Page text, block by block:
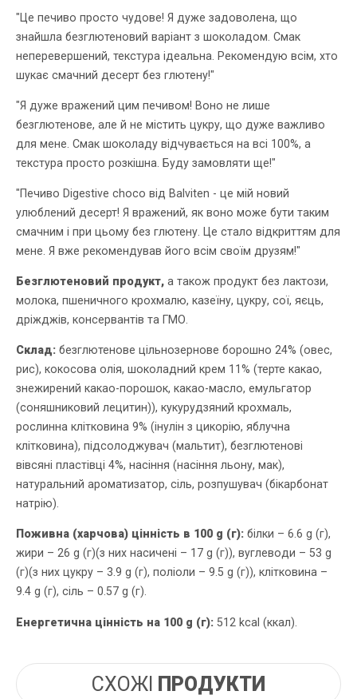
"Це печиво просто чудове! Я дуже задоволена, що
знайшла безглютеновий варіант з шоколадом. Смак
неперевершений, текстура ідеальна. Рекомендую всім, хто
шукає смачний десерт без глютену!"
"Я дуже вражений цим печивом! Воно не лише
безглютенове, але й не містить цукру, що дуже важливо
для мене. Смак шоколаду відчувається на всі 100%, а
текстура просто розкішна. Буду замовляти ще!"
"Печиво Digestive choco від Balviten - це мій новий
улюблений десерт! Я вражений, як воно може бути таким
смачним і при цьому без глютену. Це стало відкриттям для
мене. Я вже рекомендував його всім своїм друзям!"
Безглютеновий продукт, а також продукт без лактози,
молока, пшеничного крохмалю, казеїну, цукру, сої, яєць,
дріжджів, консервантів та ГМО.
Склад: безглютенове цільнозернове борошно 24% (овес,
рис), кокосова олія, шоколадний крем 11% (терте какао,
знежирений какао-порошок, какао-масло, емульгатор
(соняшниковий лецитин)), кукурудзяний крохмаль,
рослинна клітковина 9% (інулін з цикорію, яблучна
клітковина), підсолоджувач (мальтит), безглютенові
вівсяні пластівці 4%, насіння (насіння льону, мак),
натуральний ароматизатор, сіль, розпушувач (бікарбонат
натрію).
Поживна (харчова) цінність в 100 g (г): білки – 6.6 g (г),
жири – 26 g (г)(з них насичені – 17 g (г)), вуглеводи – 53 g
(г)(з них цукру – 3.9 g (г), поліоли – 9.5 g (г)), клітковина –
9.4 g (г), сіль – 0.57 g (г).
Енергетична цінність на 100 g (г): 512 kcal (ккал).
СХОЖІ ПРОДУКТИ